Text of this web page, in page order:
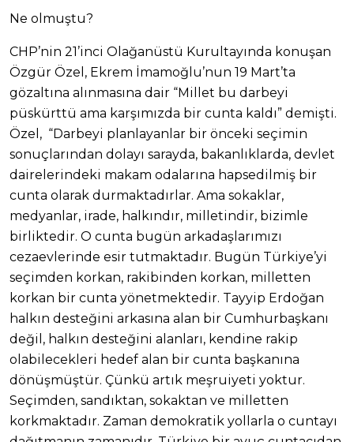
Ne olmuştu?
CHP’nin 21’inci Olağanüstü Kurultayında konuşan
Özgür Özel, Ekrem İmamoğlu’nun 19 Mart’ta
gözaltına alınmasına dair “Millet bu darbeyi
püskürttü ama karşımızda bir cunta kaldı” demişti.
Özel, “Darbeyi planlayanlar bir önceki seçimin
sonuçlarından dolayı sarayda, bakanlıklarda, devlet
dairelerindeki makam odalarına hapsedilmiş bir
cunta olarak durmaktadırlar. Ama sokaklar,
medyanlar, irade, halkındır, milletindir, bizimle
birliktedir. O cunta bugün arkadaşlarımızı
cezaevlerinde esir tutmaktadır. Bugün Türkiye’yi
seçimden korkan, rakibinden korkan, milletten
korkan bir cunta yönetmektedir. Tayyip Erdoğan
halkın desteğini arkasına alan bir Cumhurbaşkanı
değil, halkın desteğini alanları, kendine rakip
olabilecekleri hedef alan bir cunta başkanına
dönüşmüştür. Çünkü artık meşruiyeti yoktur.
Seçimden, sandıktan, sokaktan ve milletten
korkmaktadır. Zaman demokratik yollarla o cuntayı